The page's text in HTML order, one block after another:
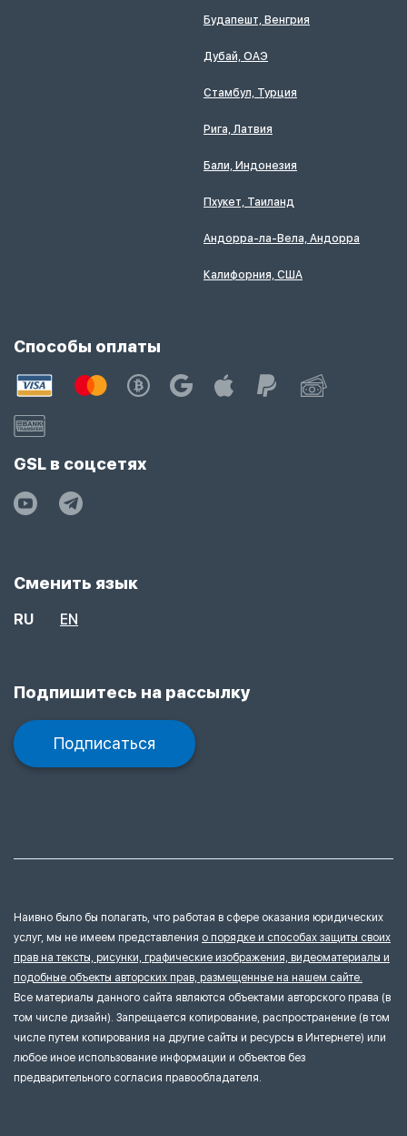
Будапешт, Венгрия
Дубай, ОАЭ
Стамбул, Турция
Рига, Латвия
Бали, Индонезия
Пхукет, Таиланд
Андорра-ла-Вела, Андорра
Калифорния, США
Способы оплаты
GSL в соцсетях
Сменить язык
RU EN
Подпишитесь на рассылку
Подписаться
Наивно было бы полагать, что работая в сфере оказания юридических
услуг, мы не имеем представления о порядке и способах защиты своих
прав на тексты, рисунки, графические изображения, видеоматериалы и
подобные объекты авторских прав, размещенные на нашем сайте.
Все материалы данного сайта являются объектами авторского права (в
том числе дизайн). Запрещается копирование, распространение (в том
числе путем копирования на другие сайты и ресурсы в Интернете) или
любое иное использование информации и объектов без
предварительного согласия правообладателя.